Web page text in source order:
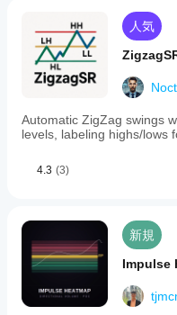
人気
Automatic ZigZag swings
levels, labeling highs/lows
4.3 (3)
新規
Impulse